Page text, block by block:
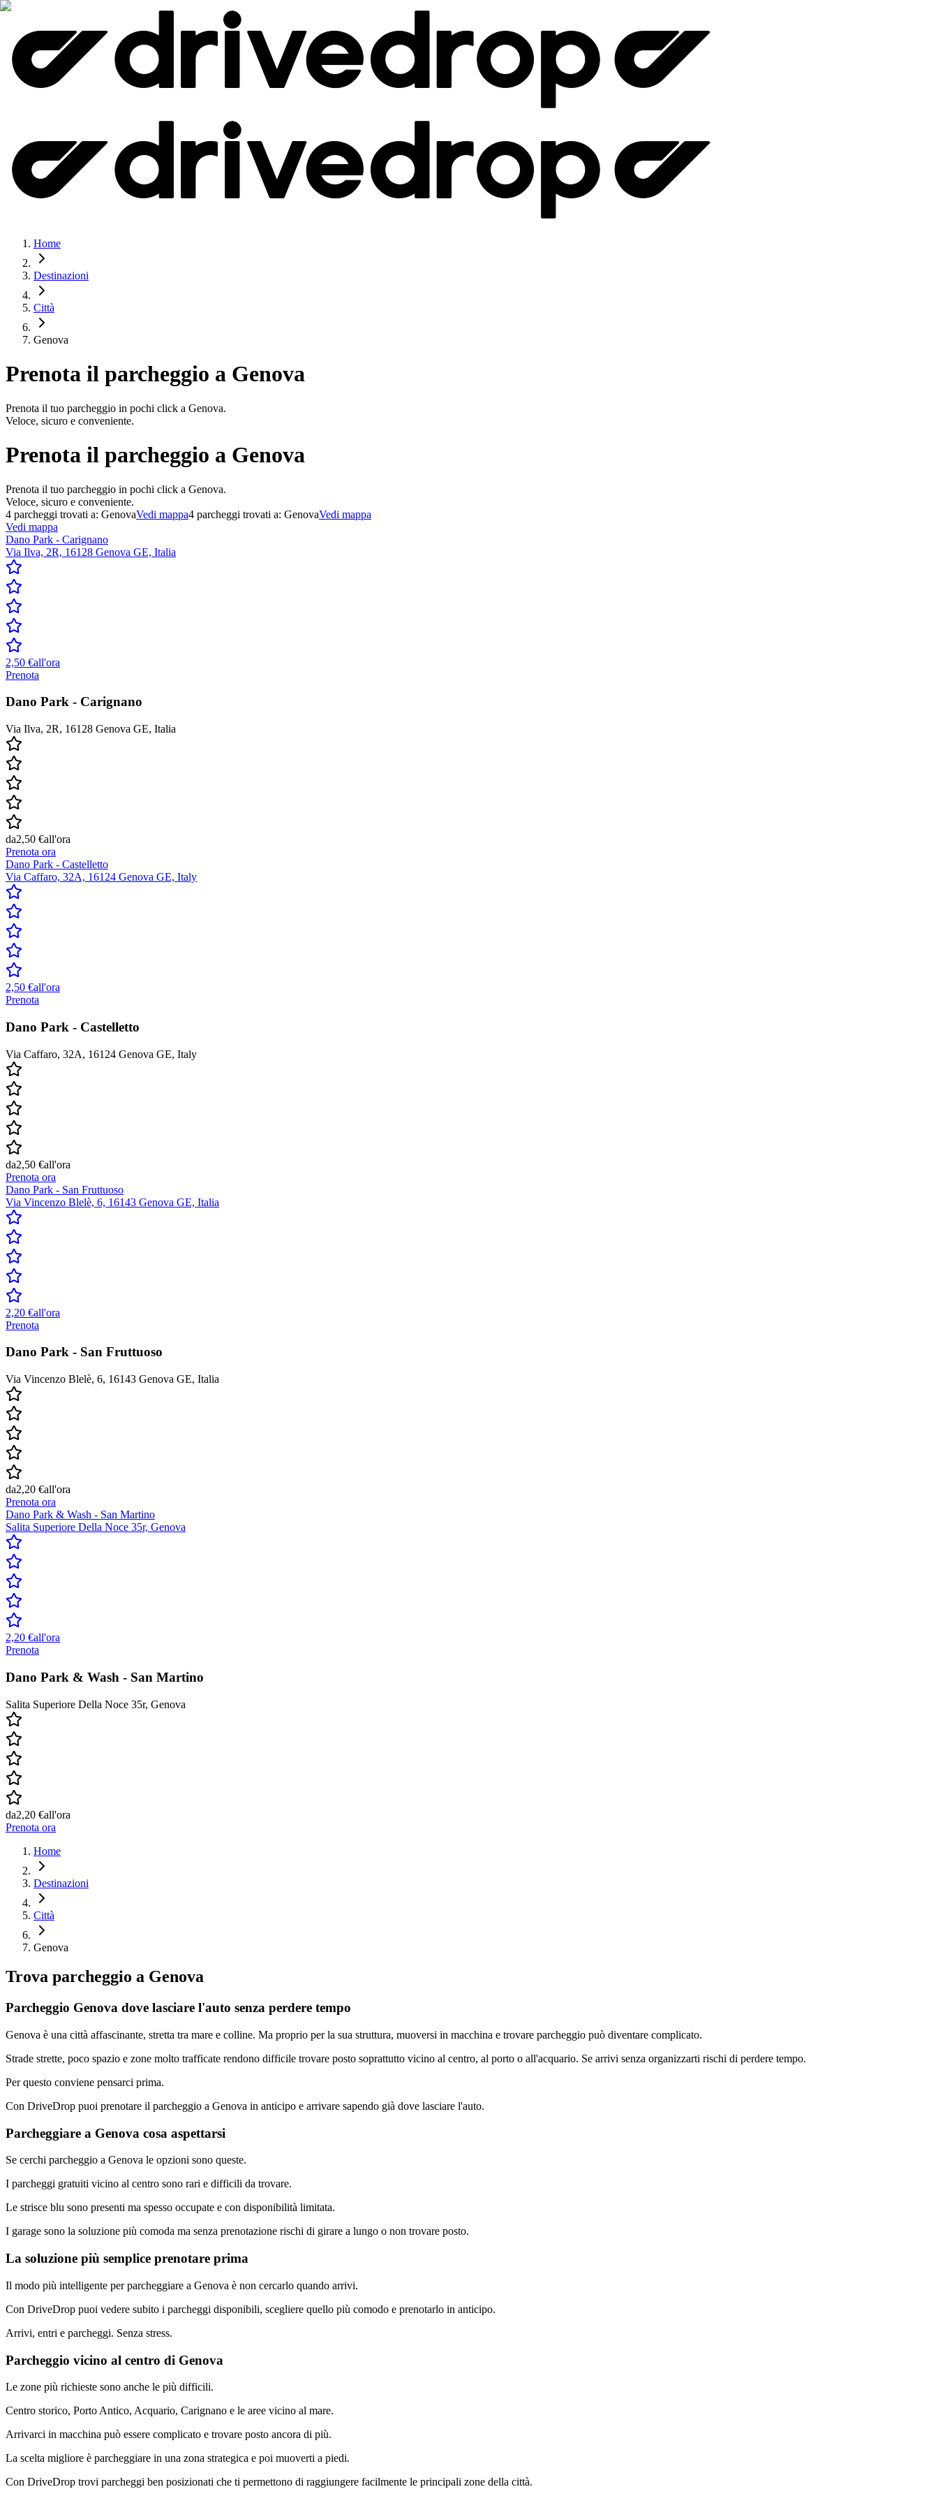
Home
Destinazioni
Città
Genova
Prenota il parcheggio a Genova
Prenota il tuo parcheggio in pochi click a Genova.
Veloce, sicuro e conveniente.
Prenota il parcheggio a Genova
Prenota il tuo parcheggio in pochi click a Genova.
Veloce, sicuro e conveniente.
4 parcheggi trovati a: GenovaVedi mappa4 parcheggi trovati a: GenovaVedi mappa
Vedi mappa
Dano Park - Carignano
Via Ilva, 2R, 16128 Genova GE, Italia
2,50 €all'ora
Prenota
Dano Park - Carignano
Via Ilva, 2R, 16128 Genova GE, Italia
da2,50 €all'ora
Prenota ora
Dano Park - Castelletto
Via Caffaro, 32A, 16124 Genova GE, Italy
2,50 €all'ora
Prenota
Dano Park - Castelletto
Via Caffaro, 32A, 16124 Genova GE, Italy
da2,50 €all'ora
Prenota ora
Dano Park - San Fruttuoso
Via Vincenzo Blelè, 6, 16143 Genova GE, Italia
2,20 €all'ora
Prenota
Dano Park - San Fruttuoso
Via Vincenzo Blelè, 6, 16143 Genova GE, Italia
da2,20 €all'ora
Prenota ora
Dano Park & Wash - San Martino
Salita Superiore Della Noce 35r, Genova
2,20 €all'ora
Prenota
Dano Park & Wash - San Martino
Salita Superiore Della Noce 35r, Genova
da2,20 €all'ora
Prenota ora
Home
Destinazioni
Città
Genova
Trova parcheggio a Genova
Parcheggio Genova dove lasciare l'auto senza perdere tempo
Genova è una città affascinante, stretta tra mare e colline. Ma proprio per la sua struttura, muoversi in macchina e trovare parcheggio può diventare complicato.
Strade strette, poco spazio e zone molto trafficate rendono difficile trovare posto soprattutto vicino al centro, al porto o all'acquario. Se arrivi senza organizzarti rischi di perdere tempo.
Per questo conviene pensarci prima.
Con DriveDrop puoi prenotare il parcheggio a Genova in anticipo e arrivare sapendo già dove lasciare l'auto.
Parcheggiare a Genova cosa aspettarsi
Se cerchi parcheggio a Genova le opzioni sono queste.
I parcheggi gratuiti vicino al centro sono rari e difficili da trovare.
Le strisce blu sono presenti ma spesso occupate e con disponibilità limitata.
I garage sono la soluzione più comoda ma senza prenotazione rischi di girare a lungo o non trovare posto.
La soluzione più semplice prenotare prima
Il modo più intelligente per parcheggiare a Genova è non cercarlo quando arrivi.
Con DriveDrop puoi vedere subito i parcheggi disponibili, scegliere quello più comodo e prenotarlo in anticipo.
Arrivi, entri e parcheggi. Senza stress.
Parcheggio vicino al centro di Genova
Le zone più richieste sono anche le più difficili.
Centro storico, Porto Antico, Acquario, Carignano e le aree vicino al mare.
Arrivarci in macchina può essere complicato e trovare posto ancora di più.
La scelta migliore è parcheggiare in una zona strategica e poi muoverti a piedi.
Con DriveDrop trovi parcheggi ben posizionati che ti permettono di raggiungere facilmente le principali zone della città.